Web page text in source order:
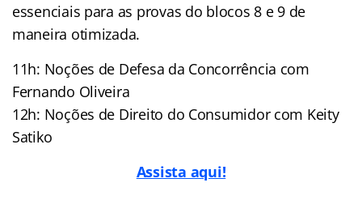
essenciais para as provas do blocos 8 e 9 de
maneira otimizada.
11h: Noções de Defesa da Concorrência com
Fernando Oliveira
12h: Noções de Direito do Consumidor com Keity
Satiko
Assista aqui!